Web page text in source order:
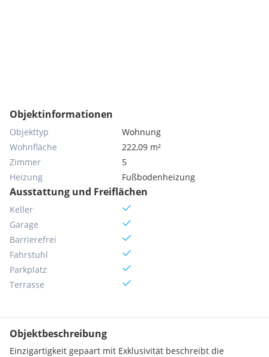
Objektinformationen
Objekttyp
Wohnung
Wohnfläche
222,09 m²
Zimmer
5
Heizung
Fußbodenheizung
Ausstattung und Freiflächen
Keller
Garage
Barrierefrei
Fahrstuhl
Parkplatz
Terrasse
Objektbeschreibung
Einzigartigkeit gepaart mit Exklusivität beschreibt die